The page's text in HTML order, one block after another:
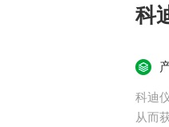
科
科迪
从而